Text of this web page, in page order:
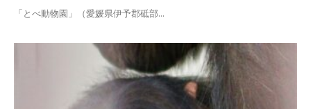
「とべ動物園」（愛媛県伊予郡砥部...